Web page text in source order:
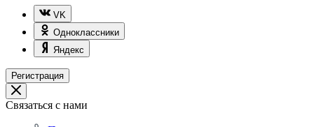
VK
Одноклассники
Яндекс
Регистрация
Связаться с нами